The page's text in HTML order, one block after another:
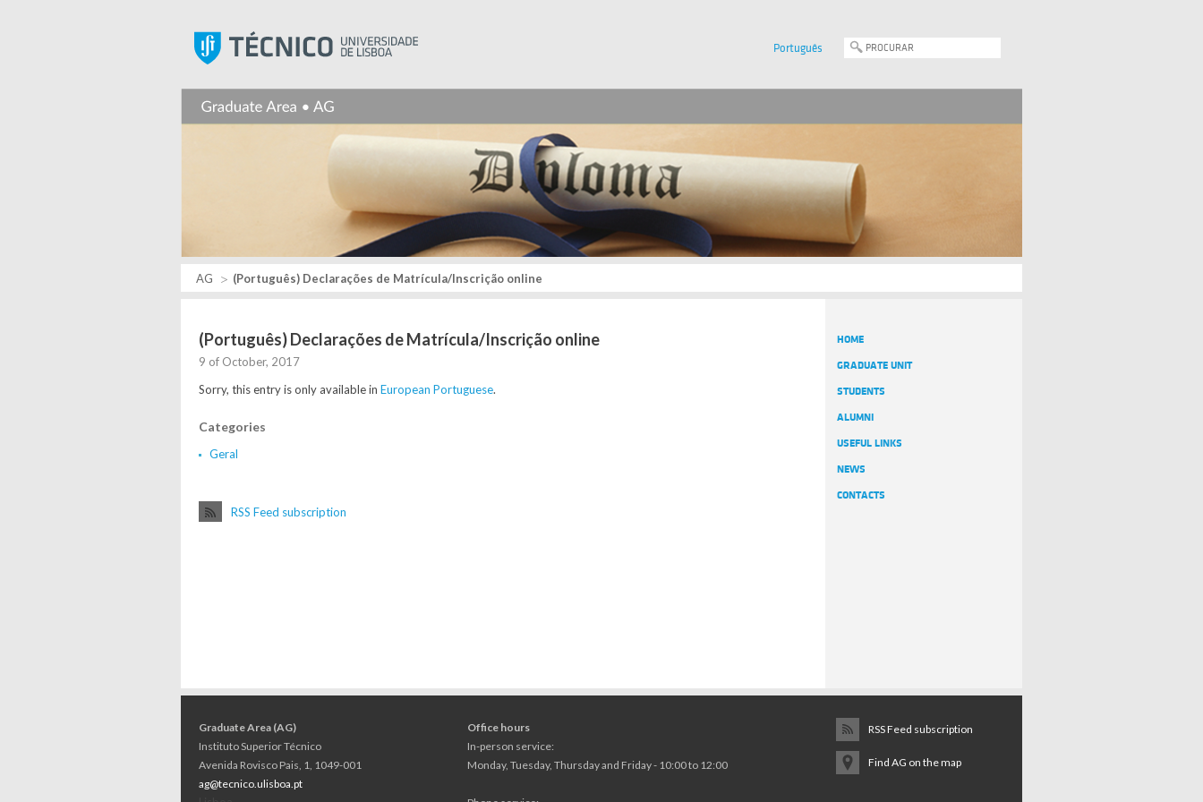
Português
AG (Português) Declarações de Matrícula/Inscrição online
(Português) Declarações de Matrícula/Inscrição online
9 of October, 2017
Sorry, this entry is only available in European Portuguese.
Categories
Geral
RSS Feed subscription
HOME
GRADUATE UNIT
STUDENTS
ALUMNI
USEFUL LINKS
NEWS
CONTACTS
Graduate Area (AG)
Instituto Superior Técnico
Avenida Rovisco Pais, 1, 1049-001
ag@tecnico.ulisboa.pt
Office hours
In-person service:
Monday, Tuesday, Thursday and Friday - 10:00 to 12:00
RSS Feed subscription
Find AG on the map